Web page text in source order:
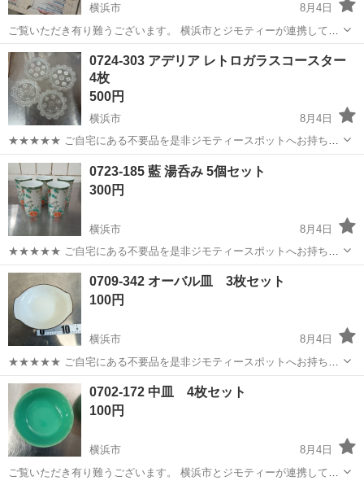
横浜市
8月4日
ご覧いただき有り難うございます。 横浜市とジモティーが連携して運
営しています。 粗⼤ごみ等の減量を⽬的にまだ使えるものをリユース
しています。 ★★★★★ ご自宅にある不要品を是非ジモティースポッ
トへお持ち込み...
神奈川 横浜市 リユース
0724-303 アデリア レトロガラスコースター
4枚
500円
横浜市
8月4日
★★★★★ ご自宅にある不要品を是非ジモティースポットへお持ち込
みしませんか？ 家電、趣味・スポーツ・レジャー用品、こども用品、
衣料服飾品、生活雑貨、家具、本、CD・DVDなどが無料でまとめて持
ち込めます！ ※詳細はこ...
神奈川 横浜市 アデリア
0723-185 藍 湯呑み 5個セット
300円
横浜市
8月4日
★★★★★ ご自宅にある不要品を是非ジモティースポットへお持ち込
みしませんか？ 家電、趣味・スポーツ・レジャー用品、こども用品、
衣料服飾品、生活雑貨、家具、本、CD・DVDなどが無料でまとめて持
ち込めます！ ※詳細はこ...
神奈川 横浜市
0709-342 オーバル皿 3枚セット
100円
横浜市
8月4日
★★★★★ ご自宅にある不要品を是非ジモティースポットへお持ち込
みしませんか？ 家電、趣味・スポーツ・レジャー用品、こども用品、
衣料服飾品、生活雑貨、家具、本、CD・DVDなどが無料でまとめて持
ち込めます！ ※詳細はこ...
神奈川 横浜市 現地
0702-172 中皿 4枚セット
100円
横浜市
8月4日
ご覧いただき有り難うございます。 横浜市とジモティーが連携して運